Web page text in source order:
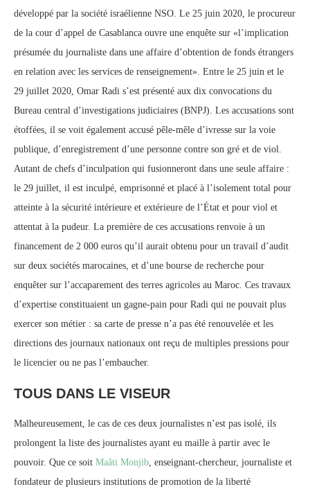
développé par la société israélienne NSO. Le 25 juin 2020, le procureur
de la cour d’appel de Casablanca ouvre une enquête sur «l’implication
présumée du journaliste dans une affaire d’obtention de fonds étrangers
en relation avec les services de renseignement». Entre le 25 juin et le
29 juillet 2020, Omar Radi s’est présenté aux dix convocations du
Bureau central d’investigations judiciaires (BNPJ). Les accusations sont
étoffées, il se voit également accusé pêle-mêle d’ivresse sur la voie
publique, d’enregistrement d’une personne contre son gré et de viol.
Autant de chefs d’inculpation qui fusionneront dans une seule affaire :
le 29 juillet, il est inculpé, emprisonné et placé à l’isolement total pour
atteinte à la sécurité intérieure et extérieure de l’État et pour viol et
attentat à la pudeur. La première de ces accusations renvoie à un
financement de 2 000 euros qu’il aurait obtenu pour un travail d’audit
sur deux sociétés marocaines, et d’une bourse de recherche pour
enquêter sur l’accaparement des terres agricoles au Maroc. Ces travaux
d’expertise constituaient un gagne-pain pour Radi qui ne pouvait plus
exercer son métier : sa carte de presse n’a pas été renouvelée et les
directions des journaux nationaux ont reçu de multiples pressions pour
le licencier ou ne pas l’embaucher.
TOUS DANS LE VISEUR
Malheureusement, le cas de ces deux journalistes n’est pas isolé, ils
prolongent la liste des journalistes ayant eu maille à partir avec le
pouvoir. Que ce soit Maâti Monjib, enseignant-chercheur, journaliste et
fondateur de plusieurs institutions de promotion de la liberté